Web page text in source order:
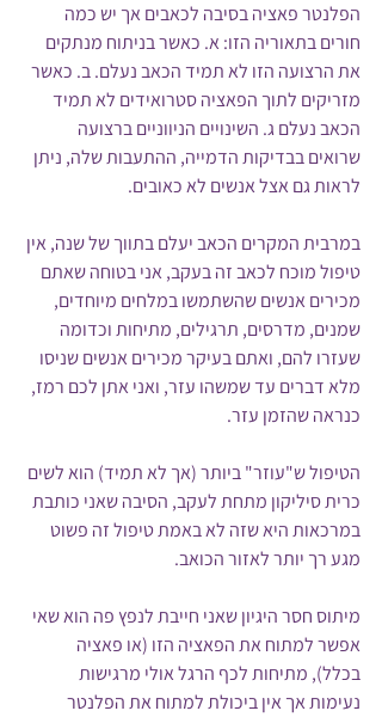
הפלנטר פאציה בסיבה לכאבים אך יש כמה
חורים בתאוריה הזו: א. כאשר בניתוח מנתקים
את הרצועה הזו לא תמיד הכאב נעלם. ב. כאשר
מזריקים לתוך הפאציה סטרואידים לא תמיד
הכאב נעלם ג. השינויים הניווניים ברצועה
שרואים בבדיקות הדמייה, ההתעבות שלה, ניתן
לראות גם אצל אנשים לא כאובים.
במרבית המקרים הכאב יעלם בתווך של שנה, אין
טיפול מוכח לכאב זה בעקב, אני בטוחה שאתם
מכירים אנשים שהשתמשו במלחים מיוחדים,
שמנים, מדרסים, תרגילים, מתיחות וכדומה
שעזרו להם, ואתם בעיקר מכירים אנשים שניסו
מלא דברים עד שמשהו עזר, ואני אתן לכם רמז,
כנראה שהזמן עזר.
הטיפול ש"עוזר" ביותר (אך לא תמיד) הוא לשים
כרית סיליקון מתחת לעקב, הסיבה שאני כותבת
במרכאות היא שזה לא באמת טיפול זה פשוט
מגע רך יותר לאזור הכואב.
מיתוס חסר היגיון שאני חייבת לנפץ פה הוא שאי
אפשר למתוח את הפאציה הזו (או פאציה
בכלל), מתיחות לכף הרגל אולי מרגישות
נעימות אך אין ביכולת למתוח את הפלנטר